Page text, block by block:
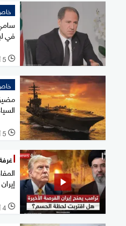
في
l 5 أغسطس 2026
l 5 أغسطس 2026
l 4 أغسطس 2026